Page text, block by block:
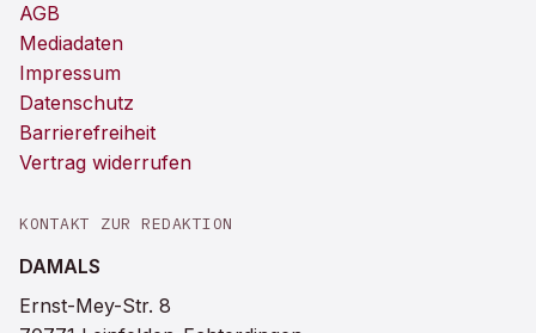
AGB
Mediadaten
Impressum
Datenschutz
Barrierefreiheit
Vertrag widerrufen
KONTAKT ZUR REDAKTION
DAMALS
Ernst-Mey-Str. 8